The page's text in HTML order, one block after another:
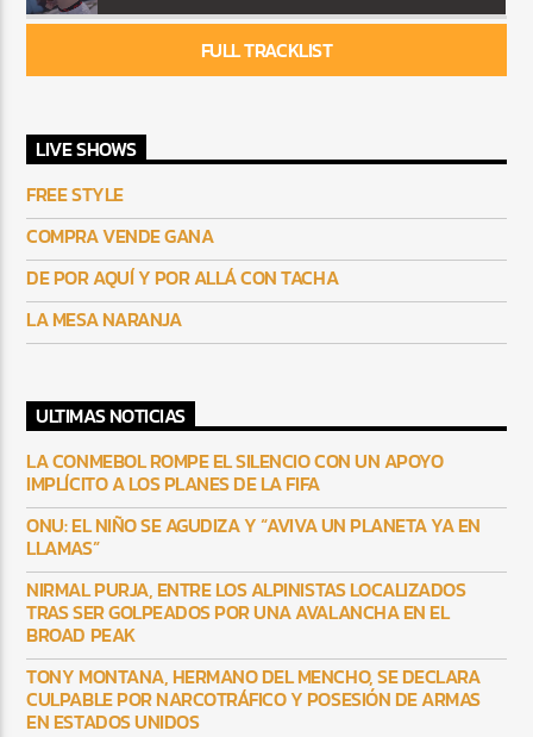
FULL TRACKLIST
LIVE SHOWS
FREE STYLE
COMPRA VENDE GANA
DE POR AQUÍ Y POR ALLÁ CON TACHA
LA MESA NARANJA
ULTIMAS NOTICIAS
LA CONMEBOL ROMPE EL SILENCIO CON UN APOYO
IMPLÍCITO A LOS PLANES DE LA FIFA
ONU: EL NIÑO SE AGUDIZA Y “AVIVA UN PLANETA YA EN
LLAMAS”
NIRMAL PURJA, ENTRE LOS ALPINISTAS LOCALIZADOS
TRAS SER GOLPEADOS POR UNA AVALANCHA EN EL
BROAD PEAK
TONY MONTANA, HERMANO DEL MENCHO, SE DECLARA
CULPABLE POR NARCOTRÁFICO Y POSESIÓN DE ARMAS
EN ESTADOS UNIDOS